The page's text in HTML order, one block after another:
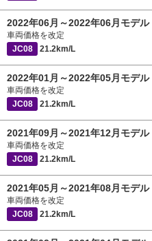
2022年06月～2022年06月モデル
車両価格を改定
JC08
21.2km/L
2022年01月～2022年05月モデル
車両価格を改定
JC08
21.2km/L
2021年09月～2021年12月モデル
車両価格を改定
JC08
21.2km/L
2021年05月～2021年08月モデル
車両価格を改定
JC08
21.2km/L